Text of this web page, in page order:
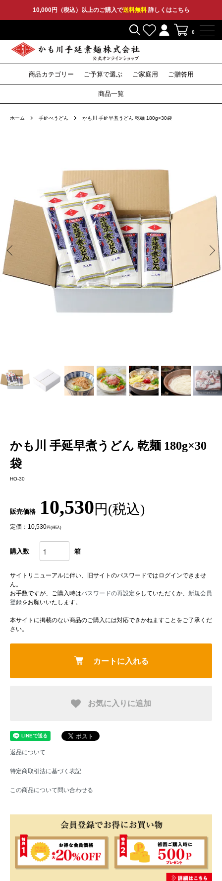
10,000円（税込）以上のご購入で送料無料詳しくはこちら
0
商品カテゴリー
うどん
そうめん
ひやむぎ
そば
つゆ
セット
その他
特産品
ご予算で選ぶ
〜1,999円
2,000円〜
3,000円〜
5,000円〜
10,000円〜
ご家庭用
うどん
そうめん
ひやむぎ
そば
つゆ
セット
その他
ご贈答用
うどん
そうめん
ひやむぎ
そば
セット
その他
商品一覧
ホーム 手延べうどん かも川 手延早煮うどん 乾麺 180g×30袋
かも川 手延早煮うどん 乾麺 180g×30
袋
HO-30
販売価格 10,530円(税込)
定価：10,530円(税込)
購入数 箱
サイトリニューアルに伴い、旧サイトのパスワードではログインできませ
ん。
お手数ですが、ご購入時はパスワードの再設定をしていただくか、 新規会員
登録をお願いいたします。
本サイトに掲載のない商品のご購入には対応できかねますことをご了承くだ
さい。
カートに入れる
お気に入りに追加
返品について
特定商取引法に基づく表記
この商品について問い合わせる